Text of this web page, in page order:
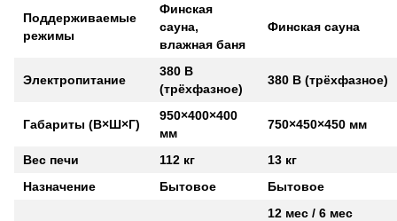
Поддерживаемые
режимы
Финская
сауна,
влажная баня
Финская сауна
Электропитание
380 В
(трёхфазное)
380 В (трёхфазное)
Габариты (В×Ш×Г)
950×400×400
мм
750×450×450 мм
Вес печи 112 кг
13 кг
Назначение
Бытовое Бытовое
12 мес / 6 мес